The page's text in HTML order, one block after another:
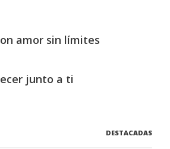
amor sin límites
junto a ti
DESTACADAS